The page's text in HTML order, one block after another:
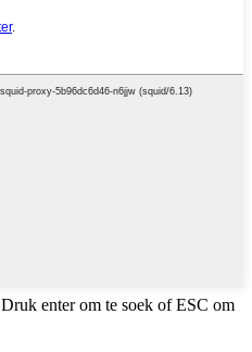
Druk enter om te soek of ESC om